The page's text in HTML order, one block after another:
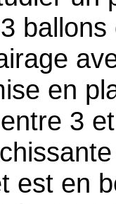
en
3
est en